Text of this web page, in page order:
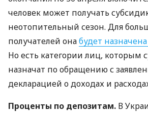
человек может получать
неотопительный сезон. Для
получателей онабудет
Но есть категории лиц, которым
назначат по обращению с
декларацией о доходах и
Проценты по депозитам. В